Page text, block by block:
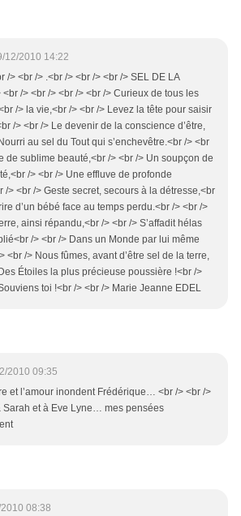
12/2010 14:22
/> <br /> .<br /> <br /> <br /> SEL DE LA
<br /> <br /> <br /> <br /> Curieux de tous les
/> la vie,<br /> <br /> Levez la tête pour saisir
/> <br /> Le devenir de la conscience d’être,
au sel du Tout qui s’enchevêtre.<br /> <br
de sublime beauté,<br /> <br /> Un soupçon de
/> <br /> Une effluve de profonde
/> <br /> Geste secret, secours à la détresse,<br
d’un bébé face au temps perdu.<br /> <br />
ainsi répandu,<br /> <br /> S’affadit hélas
/> <br /> Dans un Monde par lui même
<br /> Nous fûmes, avant d’être sel de la terre,
Étoiles la plus précieuse poussière !<br />
toi !<br /> <br /> Marie Jeanne EDEL
2010 09:35
et l’amour inondent Frédérique… <br /> <br />
Sarah et à Eve Lyne… mes pensées
08:38